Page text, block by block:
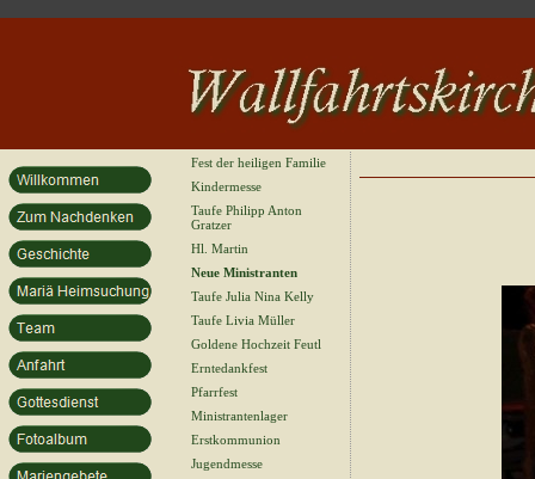
Fest der heiligen Familie
Kindermesse
Taufe Philipp Anton
Gratzer
Hl. Martin
Neue Ministranten
Taufe Julia Nina Kelly
Taufe Livia Müller
Goldene Hochzeit Feutl
Erntedankfest
Pfarrfest
Ministrantenlager
Erstkommunion
Jugendmesse